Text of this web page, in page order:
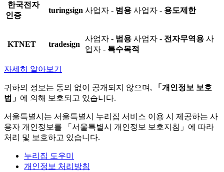
한국전자
인증
turingsign 사업자 - 범용 사업자 - 용도제한
KTNET tradesign
사업자 - 범용 사업자 - 전자무역용 사
업자 - 특수목적
자세히 알아보기
귀하의 정보는 동의 없이 공개되지 않으며,
「개인정보 보호
법」 에 의해 보호되고 있습니다.
서울특별시는 서울특별시 누리집 서비스 이용 시 제공하는 사
용자 개인정보를 「서울특별시 개인정보 보호지침」에 따라
처리 및 보호하고 있습니다.
누리집 도우미
개인정보 처리방침